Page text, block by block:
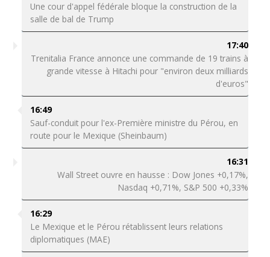
Une cour d'appel fédérale bloque la construction de la
salle de bal de Trump
17:40
Trenitalia France annonce une commande de 19 trains à
grande vitesse à Hitachi pour "environ deux milliards
d'euros"
16:49
Sauf-conduit pour l'ex-Première ministre du Pérou, en
route pour le Mexique (Sheinbaum)
16:31
Wall Street ouvre en hausse : Dow Jones +0,17%,
Nasdaq +0,71%, S&P 500 +0,33%
16:29
Le Mexique et le Pérou rétablissent leurs relations
diplomatiques (MAE)